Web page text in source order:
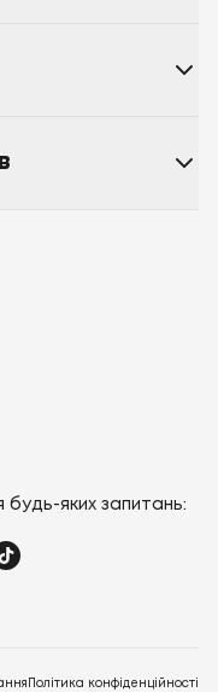
яких запитань:
Політика конфіденційності